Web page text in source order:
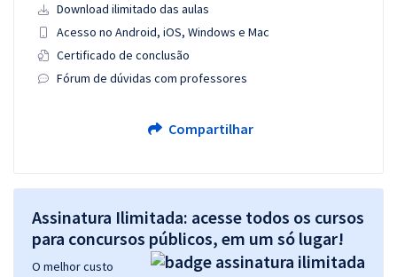
Download ilimitado das aulas
Acesso no Android, iOS, Windows e Mac
Certificado de conclusão
Fórum de dúvidas com professores
Compartilhar
Assinatura Ilimitada: acesse todos os cursos
para concursos públicos, em um só lugar!
O melhor custo